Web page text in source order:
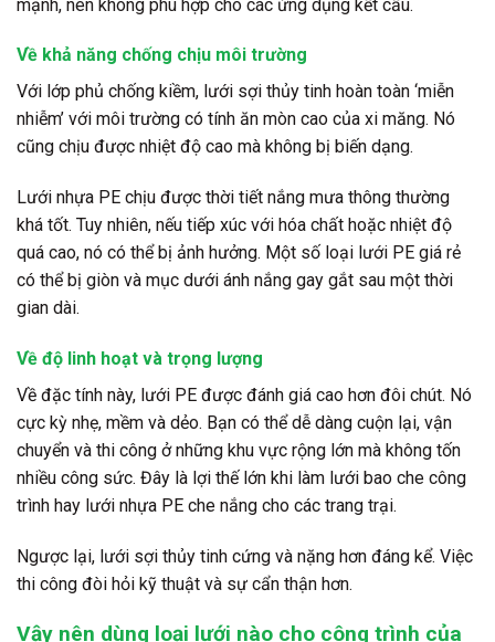
mạnh, nên không phù hợp cho các ứng dụng kết cấu.
Về khả năng chống chịu môi trường
Với lớp phủ chống kiềm, lưới sợi thủy tinh hoàn toàn ‘miễn
nhiễm’ với môi trường có tính ăn mòn cao của xi măng. Nó
cũng chịu được nhiệt độ cao mà không bị biến dạng.
Lưới nhựa PE chịu được thời tiết nắng mưa thông thường
khá tốt. Tuy nhiên, nếu tiếp xúc với hóa chất hoặc nhiệt độ
quá cao, nó có thể bị ảnh hưởng. Một số loại lưới PE giá rẻ
có thể bị giòn và mục dưới ánh nắng gay gắt sau một thời
gian dài.
Về độ linh hoạt và trọng lượng
Về đặc tính này, lưới PE được đánh giá cao hơn đôi chút. Nó
cực kỳ nhẹ, mềm và dẻo. Bạn có thể dễ dàng cuộn lại, vận
chuyển và thi công ở những khu vực rộng lớn mà không tốn
nhiều công sức. Đây là lợi thế lớn khi làm lưới bao che công
trình hay lưới nhựa PE che nắng cho các trang trại.
Ngược lại, lưới sợi thủy tinh cứng và nặng hơn đáng kể. Việc
thi công đòi hỏi kỹ thuật và sự cẩn thận hơn.
Vậy nên dùng loại lưới nào cho công trình của